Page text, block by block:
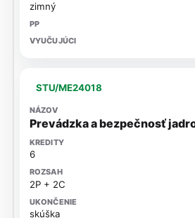
zimný
STU/ME24018
Prevádzka a bezpečnosť
6
2P + 2C
skúška